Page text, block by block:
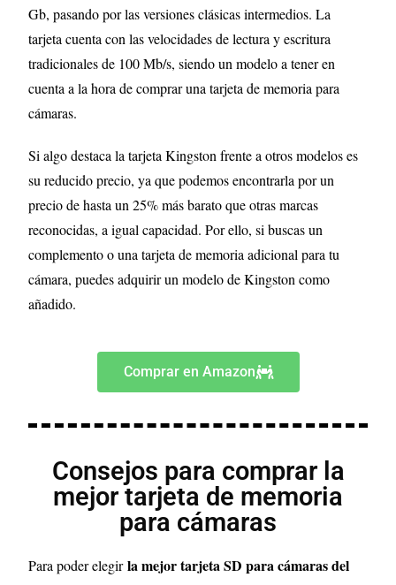
Gb, pasando por las versiones clásicas intermedios. La
tarjeta cuenta con las velocidades de lectura y escritura
tradicionales de 100 Mb/s, siendo un modelo a tener en
cuenta a la hora de comprar una tarjeta de memoria para
cámaras.
Si algo destaca la tarjeta Kingston frente a otros modelos es
su reducido precio, ya que podemos encontrarla por un
precio de hasta un 25% más barato que otras marcas
reconocidas, a igual capacidad. Por ello, si buscas un
complemento o una tarjeta de memoria adicional para tu
cámara, puedes adquirir un modelo de Kingston como
añadido.
Comprar en Amazon
Consejos para comprar la
mejor tarjeta de memoria
para cámaras
Para poder elegirla mejor tarjeta SD para cámaras del